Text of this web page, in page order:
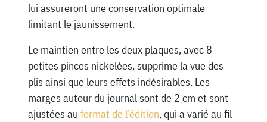
lui assureront une conservation optimale
limitant le jaunissement.
Le maintien entre les deux plaques, avec 8
petites pinces nickelées, supprime la vue des
plis ainsi que leurs effets indésirables. Les
marges autour du journal sont de 2 cm et sont
ajustées au format de l’édition, qui a varié au fil